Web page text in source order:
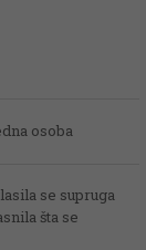
osoba
se supruga
šta se